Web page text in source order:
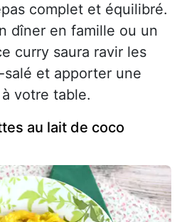
complet et équilibré.
dîner en famille ou un
curry saura ravir les
et apporter une
votre table.
au lait de coco